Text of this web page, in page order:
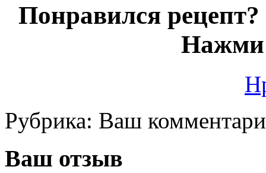
Понравился
Нажми
Рубрика: Ваш
Ваш отзыв